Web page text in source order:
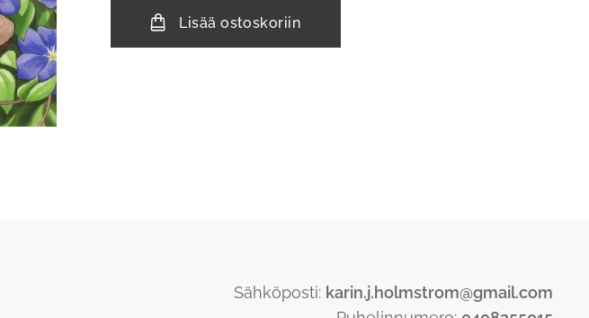
Lisää ostoskoriin
Sähköposti: karin.j.holmstrom@gmail.com